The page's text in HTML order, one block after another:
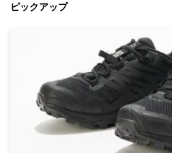
ピックアップ